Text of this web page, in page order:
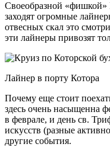
Своеобразной «фишкой»
заходят огромные
отвесных скал это
эти лайнеры привозят
Лайнер в порту Котора
Почему еще стоит
здесь очень насыщенна
в феврале, и день св.
искусств (разные
другие события.